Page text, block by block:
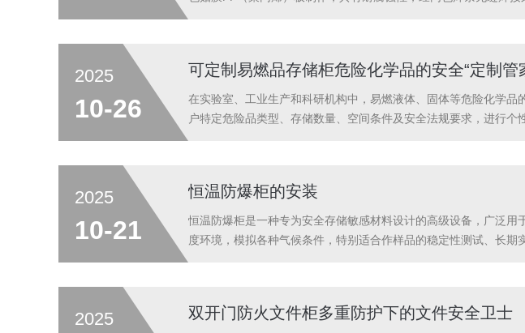
2025
10-26
可定制易燃品存储柜危险化学品的安全“定制管
在实验室、工业生产和科研机构中，易燃液体、固体等危险化学
户特定危险品类型、存储数量、空间条件及安全法规要求，进行个
2025
10-21
恒温防爆柜的安装
恒温防爆柜是一种专为安全存储敏感材料设计的高级设备，广泛
度环境，模拟各种气候条件，特别适合作样品的稳定性测试、长
2025 双开门防火文件柜多重防护下的文件安全卫士